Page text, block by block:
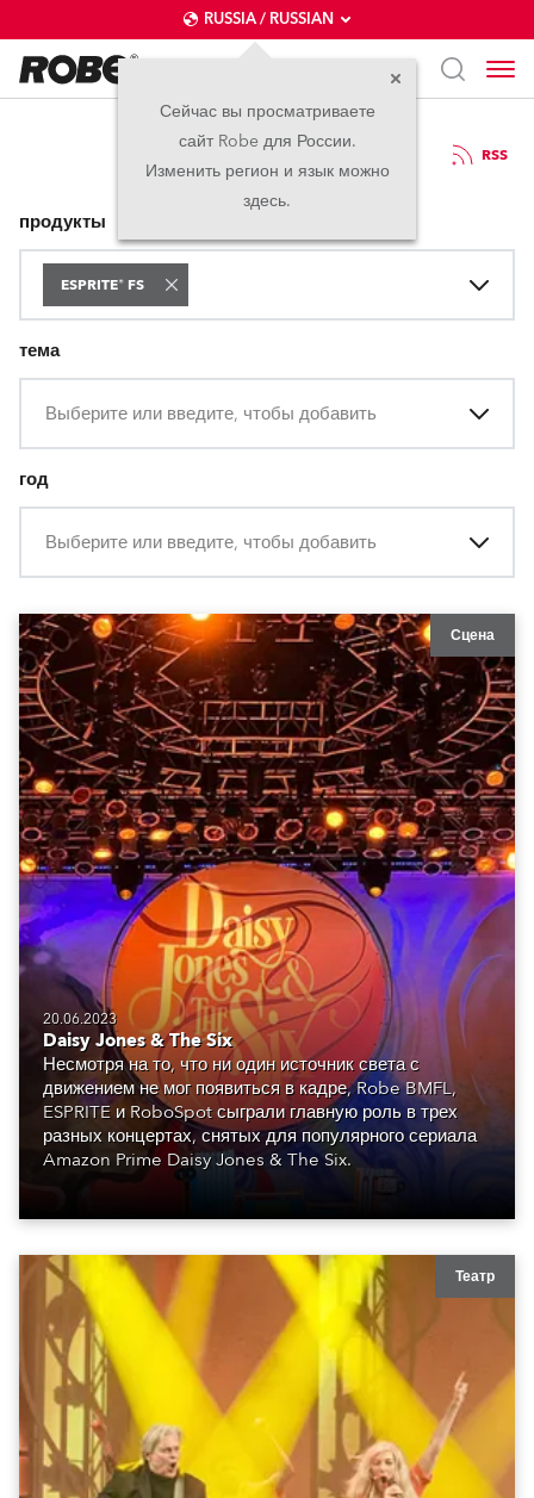
RUSSIA / RUSSIAN
Сейчас вы просматриваете
сайт Robe для России.
Изменить регион и язык можно
здесь.
Пресс-релизы RSS
продукты
ESPRITE® FS
тема
Выберите или введите, чтобы добавить
год
Выберите или введите, чтобы добавить
Сцена
20.06.2023
Daisy Jones & The Six
Несмотря на то, что ни один источник света с
движением не мог появиться в кадре, Robe BMFL,
ESPRITE и RoboSpot сыграли главную роль в трех
разных концертах, снятых для популярного сериала
Amazon Prime Daisy Jones & The Six.
Театр